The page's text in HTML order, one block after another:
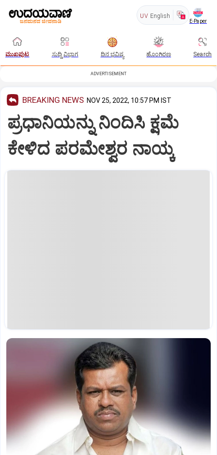
UV English
E-Paper
ಮುಖಪುಟ ಸುದ್ದಿ ವಿಭಾಗ ದಿನ ಭವಿಷ್ಯ ಹೊಂಗಿರಣ Search
ADVERTISEMENT
BREAKING NEWS NOV 25, 2022, 10:57 PM IST
ಪ್ರಧಾನಿಯನ್ನು ನಿಂದಿಸಿ ಕ್ಷಮೆ
ಕೇಳಿದ ಪರಮೇಶ್ವರ ನಾಯ್ಕ